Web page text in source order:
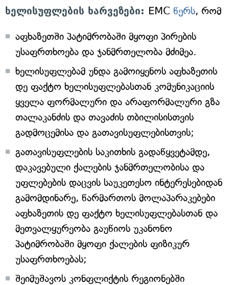
ხელისუფლების ხარვეზები: EMC წერს, რომ
აფხაზეთში პატიმრობაში მყოფი პირების
უსაფრთხოება და ჯანმრთელობა მძიმეა.
ხელისუფლებამ უნდა გამოიყენოს აფხაზეთის
დე ფაქტო ხელისუფლებასთან კომუნიკაციის
ყველა ფორმალური და არაფორმალური გზა
თალაკანძის და თავაძის თბილისისთვის
გადმოცემისა და გათავისუფლებისთვის;
გათავისუფლების საკითხის გადაწყვეტამდე,
დაკავებული ქალების ჯანმრთელობისა და
უფლებების დაცვის საუკეთესო ინტერესებიდან
გამომდინარე, წარმართოს მოლაპარაკებები
აფხაზეთის დე ფაქტო ხელისუფლებასთან და
მეთვალყურეობა გაუწიოს უკანონო
პატიმრობაში მყოფი ქალების ფიზიკურ
უსაფრთხოებას;
შეიმუშავოს კონფლიქტის რეგიონებში